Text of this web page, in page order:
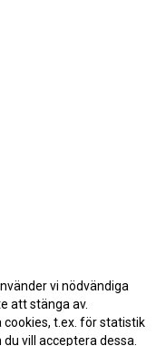
vi nödvändiga
att stänga av.
cookies, t.ex. för statistik
vill acceptera dessa.